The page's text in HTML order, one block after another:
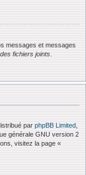
messages et messages
fichiers joints
par phpBB Limited
générale GNU version 2
visitez la page «